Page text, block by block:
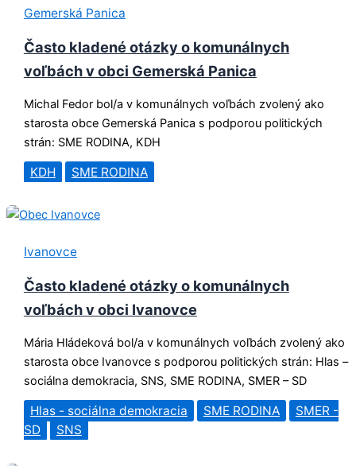
Gemerská Panica
Často kladené otázky o komunálnych
voľbách v obci Gemerská Panica
Michal Fedor bol/a v komunálnych voľbách zvolený ako
starosta obce Gemerská Panica s podporou politických
strán: SME RODINA, KDH
KDH SME RODINA
Ivanovce
Často kladené otázky o komunálnych
voľbách v obci Ivanovce
Mária Hládeková bol/a v komunálnych voľbách zvolený ako
starosta obce Ivanovce s podporou politických strán: Hlas –
sociálna demokracia, SNS, SME RODINA, SMER – SD
Hlas - sociálna demokracia SME RODINA
SMER -
SD
SNS